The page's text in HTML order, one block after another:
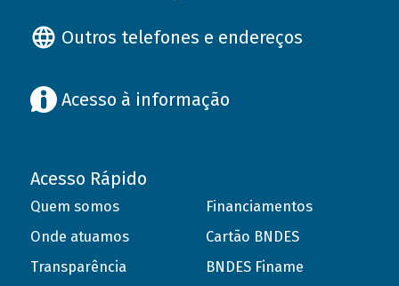
Outros telefones e endereços
Acesso à informação
Acesso Rápido
Quem somos
Onde atuamos
Transparência
Financiamentos
Cartão BNDES
BNDES Finame